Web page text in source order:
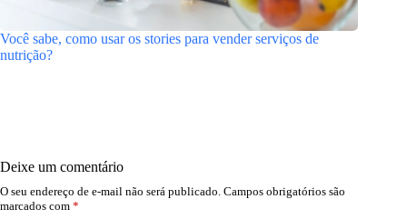
Você sabe, como usar os stories para vender serviços de
nutrição?
Deixe um comentário
O seu endereço de e-mail não será publicado. Campos obrigatórios são
marcados com *